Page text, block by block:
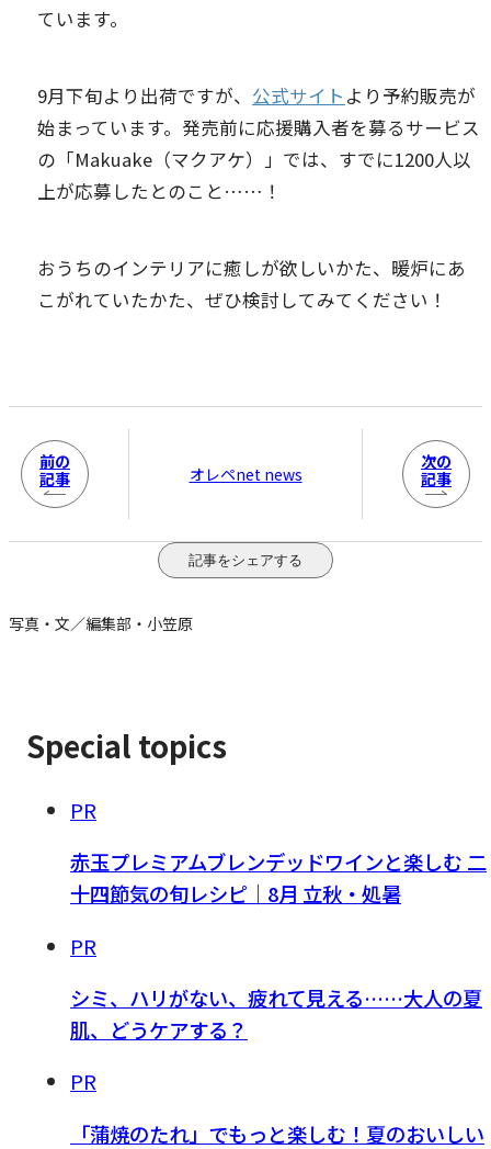
ています。
9月下旬より出荷ですが、 公式サイト より予約販売が
始まっています。発売前に応援購入者を募るサービス
の「Makuake（マクアケ）」では、すでに1200人以
上が応募したとのこと……！
おうちのインテリアに癒しが欲しいかた、暖炉にあ
こがれていたかた、ぜひ検討してみてください！
前の
記事
オレペnet news
次の
記事
記事をシェアする
写真・文／編集部・小笠原
Special topics
PR
赤玉プレミアムブレンデッドワインと楽しむ 二
十四節気の旬レシピ｜8月 立秋・処暑
PR
シミ、ハリがない、疲れて見える……大人の夏
肌、どうケアする？
PR
「蒲焼のたれ」でもっと楽しむ！夏のおいしい